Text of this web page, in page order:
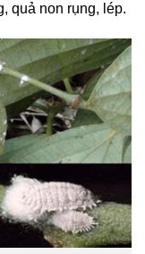
quả non rụng, lép.